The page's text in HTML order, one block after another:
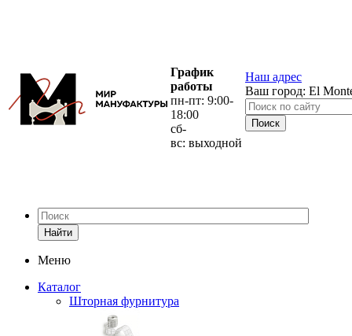
График
работы
пн-пт: 9:00-
18:00
сб-
вс: выходной
Наш адрес
Ваш город: El
Найти
Меню
Каталог
Шторная фурнитура